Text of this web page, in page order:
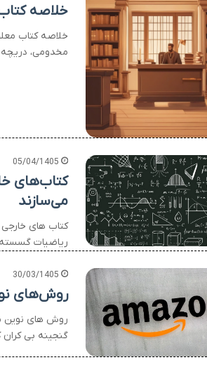
خلاصه
خلاصه کتاب
مخدومی،
05/04/1405
کتاب‌های
می‌سازند
کتاب های
ریاضیات
30/03/1405
روش‌های
روش های نوین
گنجینه بی